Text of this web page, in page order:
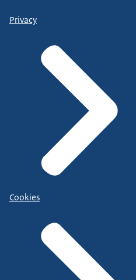
Privacy
Cookies